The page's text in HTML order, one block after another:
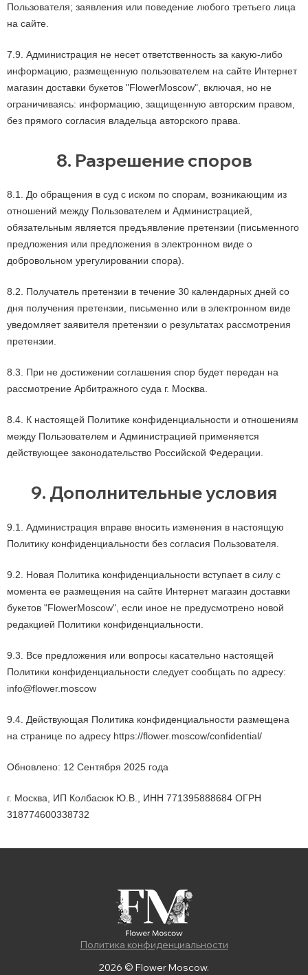
Пользователя; заявления или поведение любого третьего лица
на сайте.
7.9. Администрация не несет ответственность за какую-либо
информацию, размещенную пользователем на сайте Интернет
магазин доставки букетов "FlowerMoscow", включая, но не
ограничиваясь: информацию, защищенную авторским правом,
без прямого согласия владельца авторского права.
8. Разрешение споров
8.1. До обращения в суд с иском по спорам, возникающим из
отношений между Пользователем и Администрацией,
обязательным является предъявление претензии (письменного
предложения или предложения в электронном виде о
добровольном урегулировании спора).
8.2. Получатель претензии в течение 30 календарных дней со
дня получения претензии, письменно или в электронном виде
уведомляет заявителя претензии о результатах рассмотрения
претензии.
8.3. При не достижении соглашения спор будет передан на
рассмотрение Арбитражного суда г. Москва.
8.4. К настоящей Политике конфиденциальности и отношениям
между Пользователем и Администрацией применяется
действующее законодательство Российской Федерации.
9. Дополнительные условия
9.1. Администрация вправе вносить изменения в настоящую
Политику конфиденциальности без согласия Пользователя.
9.2. Новая Политика конфиденциальности вступает в силу с
момента ее размещения на сайте Интернет магазин доставки
букетов "FlowerMoscow", если иное не предусмотрено новой
редакцией Политики конфиденциальности.
9.3. Все предложения или вопросы касательно настоящей
Политики конфиденциальности следует сообщать по адресу:
info@flower.moscow
9.4. Действующая Политика конфиденциальности размещена
на странице по адресу https://flower.moscow/confidential/
Обновлено: 12 Сентября 2025 года
г. Москва, ИП Колбасюк Ю.В., ИНН 771395888684 ОГРН
318774600338732
Политика конфиденциальности
2026 © Flower Moscow.